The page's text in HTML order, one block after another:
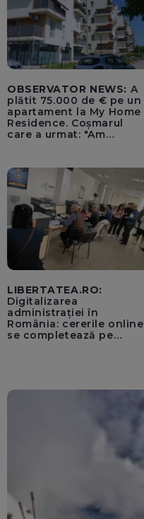
OBSERVATOR NEWS: A
plătit 75.000 de € pe un
apartament la My Home
Residence. Coșmarul
care a urmat: "Am
LIBERTATEA.RO:
Digitalizarea
administrației în
România: cererile online
se completează pe